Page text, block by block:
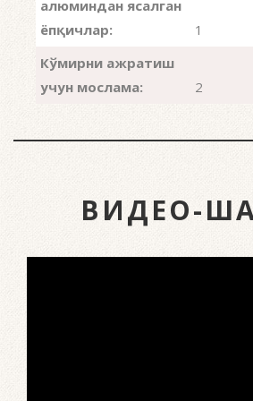
алюминдан ясалган
ёпқичлар:
1
Кўмирни ажратиш
учун мослама:
2
ВИДЕО-